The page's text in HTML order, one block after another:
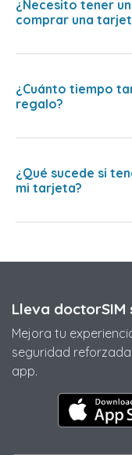
¿Necesito tener
comprar una
¿Cuánto tiempo
regalo?
¿Qué sucede si
mi tarjeta?
Lleva
Mejora tu
seguridad
app.